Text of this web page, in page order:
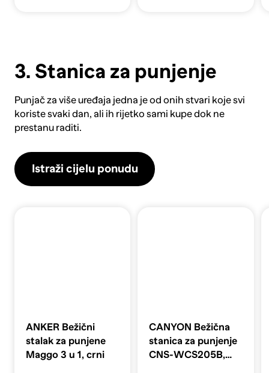
3. Stanica za punjenje
Punjač za više uređaja jedna je od onih stvari koje svi
koriste svaki dan, ali ih rijetko sami kupe dok ne
prestanu raditi.
Istraži cijelu ponudu
ANKER Bežični
stalak za punjene
Maggo 3 u 1, crni
CANYON Bežična
stanica za punjenje
CNS-WCS205B,